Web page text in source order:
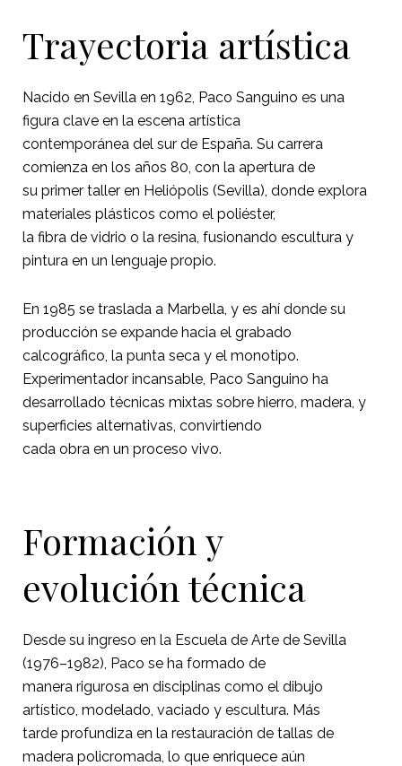
Trayectoria artística
Nacido en Sevilla en 1962, Paco Sanguino es una
figura clave en la escena artística
contemporánea del sur de España. Su carrera
comienza en los años 80, con la apertura de
su primer taller en Heliópolis (Sevilla), donde explora
materiales plásticos como el poliéster,
la fibra de vidrio o la resina, fusionando escultura y
pintura en un lenguaje propio.
En 1985 se traslada a Marbella, y es ahí donde su
producción se expande hacia el grabado
calcográfico, la punta seca y el monotipo.
Experimentador incansable, Paco Sanguino ha
desarrollado técnicas mixtas sobre hierro, madera, y
superficies alternativas, convirtiendo
cada obra en un proceso vivo.
Formación y
evolución técnica
Desde su ingreso en la Escuela de Arte de Sevilla
(1976–1982), Paco se ha formado de
manera rigurosa en disciplinas como el dibujo
artístico, modelado, vaciado y escultura. Más
tarde profundiza en la restauración de tallas de
madera policromada, lo que enriquece aún